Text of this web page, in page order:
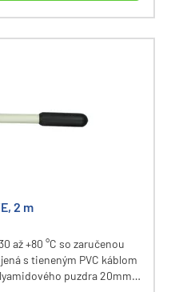
2 m
až +80 °C so zaručenou
s tieneným PVC káblom
puzdra 20mm,